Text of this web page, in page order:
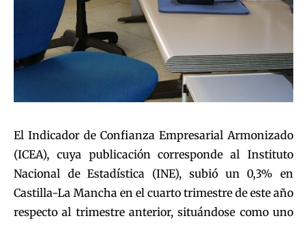
El Indicador de Confianza Empresarial Armonizado
(ICEA), cuya publicación corresponde al Instituto
Nacional de Estadística (INE), subió un 0,3% en
Castilla-La Mancha en el cuarto trimestre de este año
respecto al trimestre anterior, situándose como uno